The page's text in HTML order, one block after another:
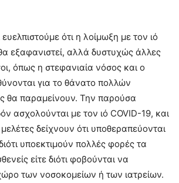
ότι η λοίμωξη με τον ιό
εξαφανιστεί, αλλά δυστυχώς άλλες
όπως η στεφανιαία νόσος και ο
για το θάνατο πολλών
θα παραμείνουν. Την παρούσα
ασχολούνται με τον ιό COVID-19, και
δείχνουν ότι υποθεραπεύονται
υποεκτιμούν πολλές φορές τα
είτε διότι φοβούνται να
των νοσοκομείων ή των ιατρείων.